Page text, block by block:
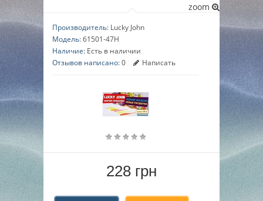
zoom
Производитель: Lucky John
Модель:61501-47H
Наличие: Есть в наличии
Отзывов написано:0 Написать
228 грн